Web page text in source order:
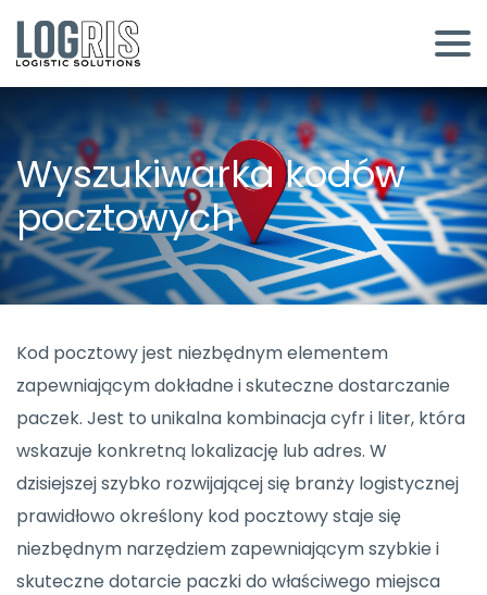
Wyszukiwarka kodów
pocztowych
Kod pocztowy jest niezbędnym elementem
zapewniającym dokładne i skuteczne dostarczanie
paczek. Jest to unikalna kombinacja cyfr i liter, która
wskazuje konkretną lokalizację lub adres. W
dzisiejszej szybko rozwijającej się branży logistycznej
prawidłowo określony kod pocztowy staje się
niezbędnym narzędziem zapewniającym szybkie i
skuteczne dotarcie paczki do właściwego miejsca